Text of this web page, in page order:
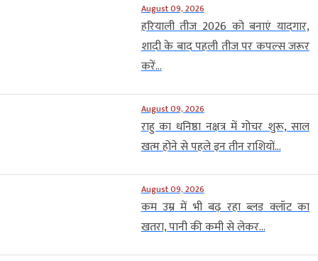
August 09, 2026
हरियाली तीज 2026 को बनाएं यादगार,
शादी के बाद पहली तीज पर कपल्स जरूर
करें...
August 09, 2026
राहु का धनिष्ठा नक्षत्र में गोचर शुरू, साल
खत्म होने से पहले इन तीन राशियों...
August 09, 2026
कम उम्र में भी बढ़ रहा ब्लड क्लॉट का
खतरा, पानी की कमी से लेकर...